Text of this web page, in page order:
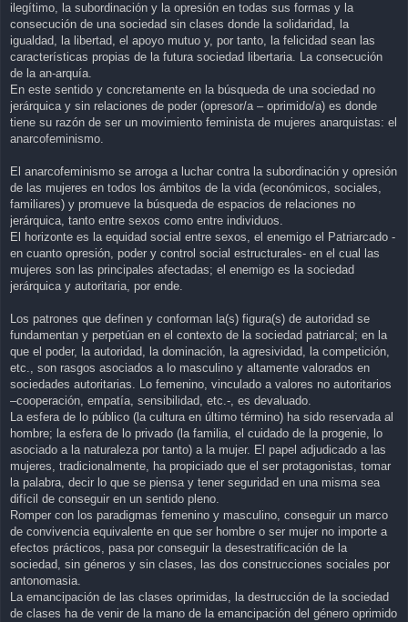
ilegítimo, la subordinación y la opresión en todas sus formas y la
consecución de una sociedad sin clases donde la solidaridad, la
igualdad, la libertad, el apoyo mutuo y, por tanto, la felicidad sean las
características propias de la futura sociedad libertaria. La consecución
de la an-arquía.
En este sentido y concretamente en la búsqueda de una sociedad no
jerárquica y sin relaciones de poder (opresor/a – oprimido/a) es donde
tiene su razón de ser un movimiento feminista de mujeres anarquistas: el
anarcofeminismo.
El anarcofeminismo se arroga a luchar contra la subordinación y opresión
de las mujeres en todos los ámbitos de la vida (económicos, sociales,
familiares) y promueve la búsqueda de espacios de relaciones no
jerárquica, tanto entre sexos como entre individuos.
El horizonte es la equidad social entre sexos, el enemigo el Patriarcado -
en cuanto opresión, poder y control social estructurales- en el cual las
mujeres son las principales afectadas; el enemigo es la sociedad
jerárquica y autoritaria, por ende.
Los patrones que definen y conforman la(s) figura(s) de autoridad se
fundamentan y perpetúan en el contexto de la sociedad patriarcal; en la
que el poder, la autoridad, la dominación, la agresividad, la competición,
etc., son rasgos asociados a lo masculino y altamente valorados en
sociedades autoritarias. Lo femenino, vinculado a valores no autoritarios
–cooperación, empatía, sensibilidad, etc.-, es devaluado.
La esfera de lo público (la cultura en último término) ha sido reservada al
hombre; la esfera de lo privado (la familia, el cuidado de la progenie, lo
asociado a la naturaleza por tanto) a la mujer. El papel adjudicado a las
mujeres, tradicionalmente, ha propiciado que el ser protagonistas, tomar
la palabra, decir lo que se piensa y tener seguridad en una misma sea
difícil de conseguir en un sentido pleno.
Romper con los paradigmas femenino y masculino, conseguir un marco
de convivencia equivalente en que ser hombre o ser mujer no importe a
efectos prácticos, pasa por conseguir la desestratificación de la
sociedad, sin géneros y sin clases, las dos construcciones sociales por
antonomasia.
La emancipación de las clases oprimidas, la destrucción de la sociedad
de clases ha de venir de la mano de la emancipación del género oprimido